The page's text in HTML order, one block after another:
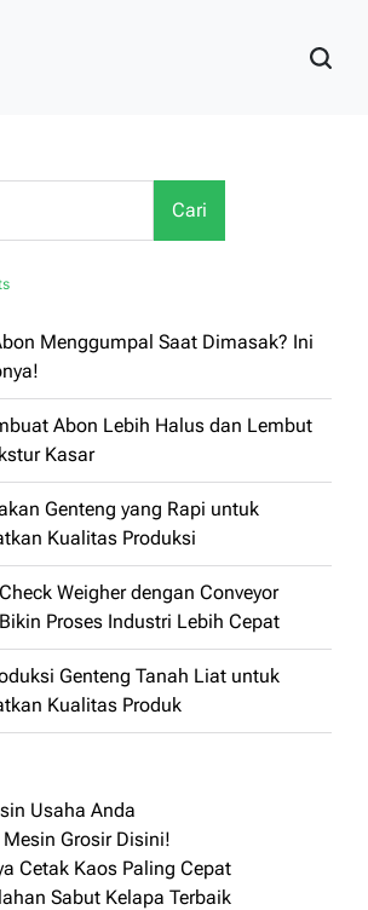
Cari
Menggumpal Saat Dimasak? Ini
Abon Lebih Halus dan Lembut
Kasar
Genteng yang Rapi untuk
Kualitas Produksi
Weigher dengan Conveyor
Proses Industri Lebih Cepat
Genteng Tanah Liat untuk
Kualitas Produk
Usaha Anda
Grosir Disini!
Cetak Kaos Paling Cepat
Sabut Kelapa Terbaik